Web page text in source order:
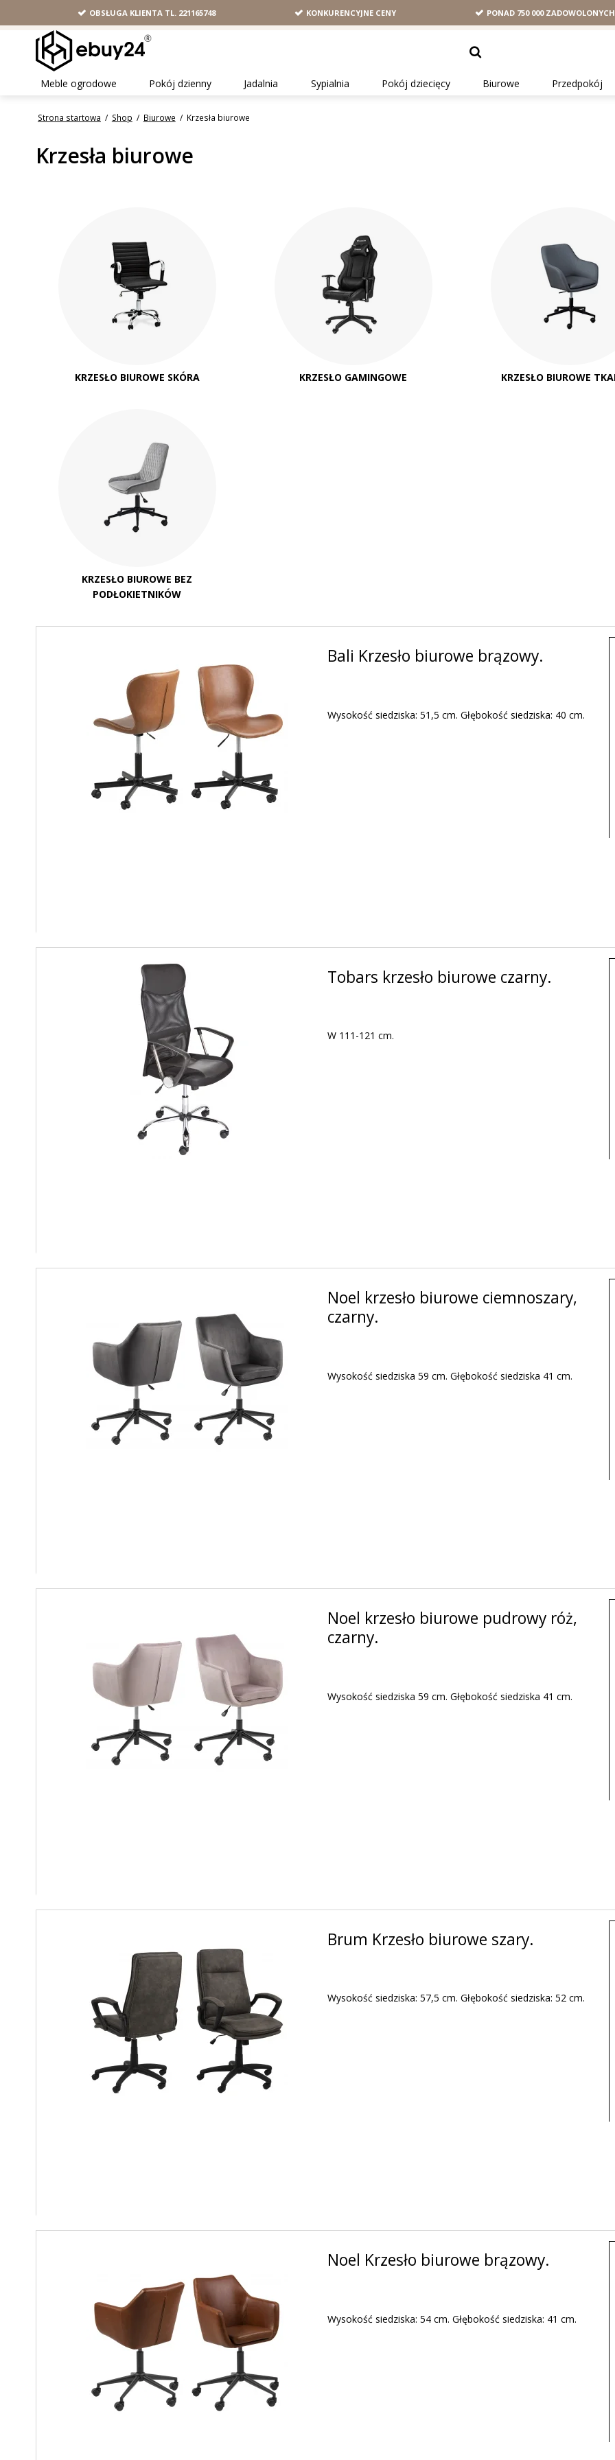
OBSŁUGA KLIENTA TL. 221165748 KONKURENCYJNE CENY PONAD 750 000
Meble ogrodowe Pokój dzienny Jadalnia Sypialnia Pokój dziecięcy Biurowe Przedpokój
Strona startowa / Shop / Biurowe / Krzesła biurowe
Krzesła biurowe
KRZESŁO BIUROWE SKÓRA KRZESŁO GAMINGOWE KRZESŁO BIUROWE
KRZESŁO BIUROWE BEZ
PODŁOKIETNIKÓW
Bali Krzesło biurowe brązowy.
Wysokość siedziska: 51,5 cm. Głębokość siedziska: 40 cm.
Tobars krzesło biurowe czarny.
W 111-121 cm.
Noel krzesło biurowe ciemnoszary,
czarny.
Wysokość siedziska 59 cm. Głębokość siedziska 41 cm.
Noel krzesło biurowe pudrowy róż,
czarny.
Wysokość siedziska 59 cm. Głębokość siedziska 41 cm.
Brum Krzesło biurowe szary.
Wysokość siedziska: 57,5 cm. Głębokość siedziska: 52 cm.
Noel Krzesło biurowe brązowy.
Wysokość siedziska: 54 cm. Głębokość siedziska: 41 cm.